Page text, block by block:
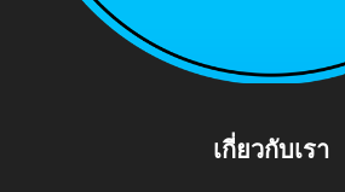
เกี่ยวกับเรา